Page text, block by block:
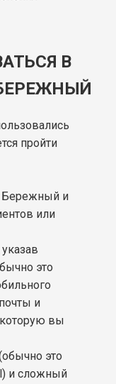
В
пройти
Бережный и
или
это
и
вы
это
и сложный